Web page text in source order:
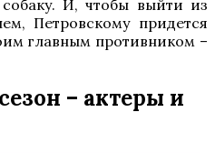
И, чтобы выйти из
Петровскому придется
главным противником –
– актеры и